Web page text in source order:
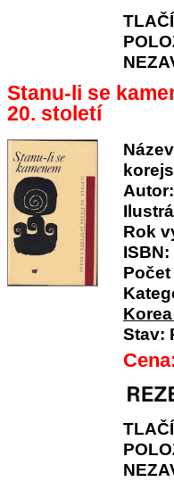
Stanu-li se
20. století
Autor:
Rok
ISBN:
Stav: